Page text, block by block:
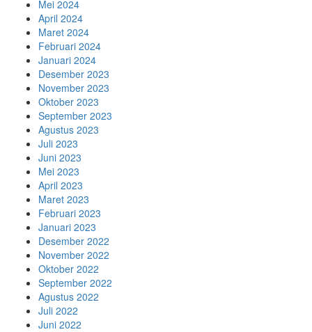
Mei 2024
April 2024
Maret 2024
Februari 2024
Januari 2024
Desember 2023
November 2023
Oktober 2023
September 2023
Agustus 2023
Juli 2023
Juni 2023
Mei 2023
April 2023
Maret 2023
Februari 2023
Januari 2023
Desember 2022
November 2022
Oktober 2022
September 2022
Agustus 2022
Juli 2022
Juni 2022